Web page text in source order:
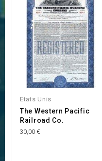
Etats Unis
The Western Pacific
Railroad Co.
30,00 €